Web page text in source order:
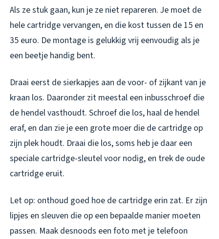
Als ze stuk gaan, kun je ze niet repareren. Je moet de
hele cartridge vervangen, en die kost tussen de 15 en
35 euro. De montage is gelukkig vrij eenvoudig als je
een beetje handig bent.
Draai eerst de sierkapjes aan de voor- of zijkant van je
kraan los. Daaronder zit meestal een inbusschroef die
de hendel vasthoudt. Schroef die los, haal de hendel
eraf, en dan zie je een grote moer die de cartridge op
zijn plek houdt. Draai die los, soms heb je daar een
speciale cartridge-sleutel voor nodig, en trek de oude
cartridge eruit.
Let op: onthoud goed hoe de cartridge erin zat. Er zijn
lipjes en sleuven die op een bepaalde manier moeten
passen. Maak desnoods een foto met je telefoon